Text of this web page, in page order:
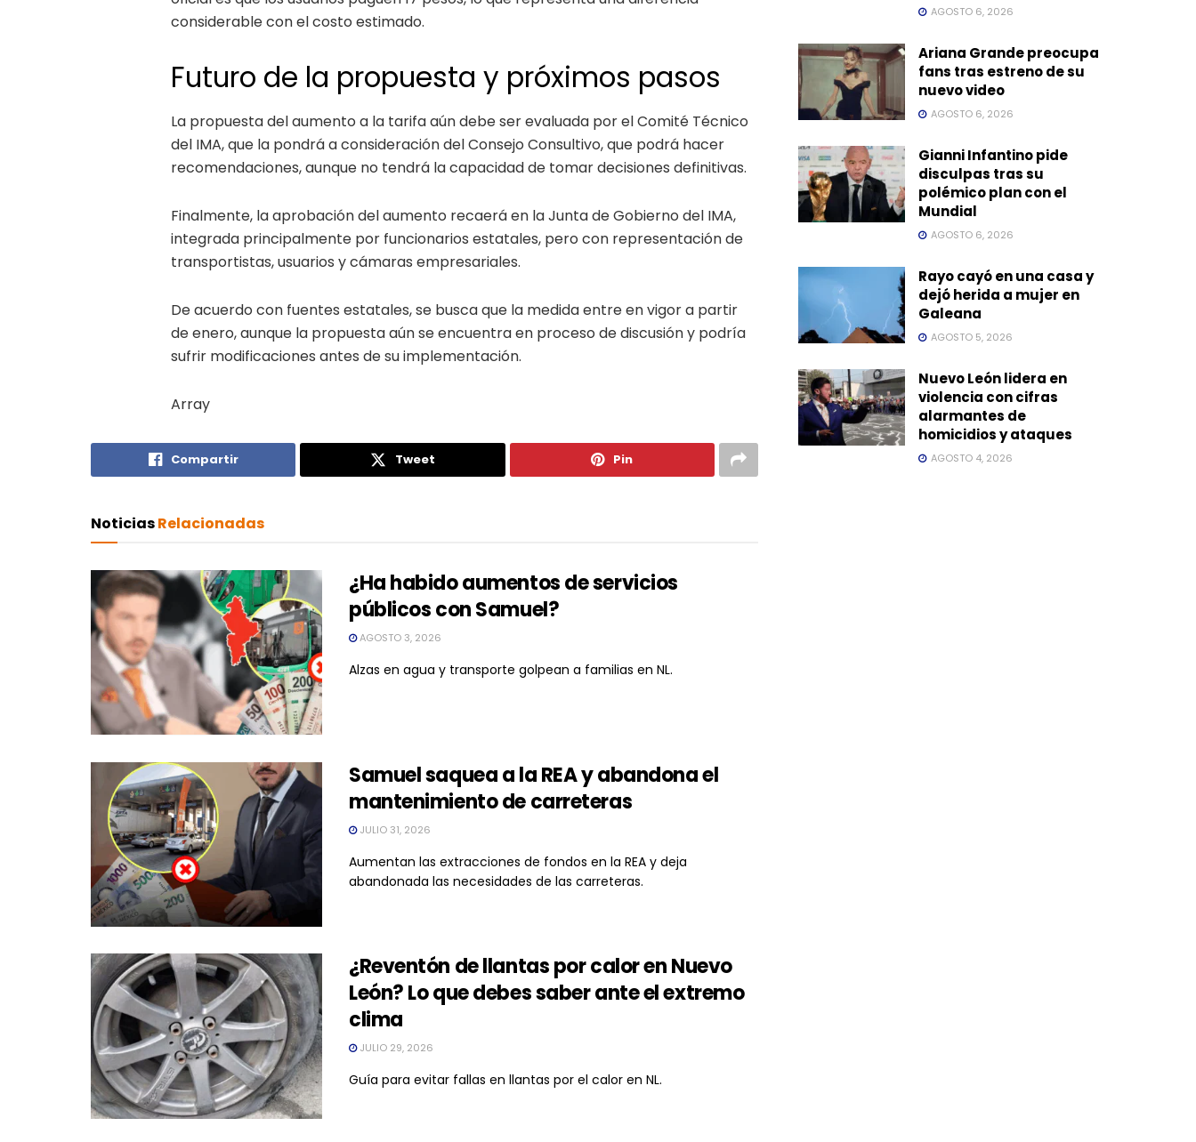
considerable con el costo estimado.
Futuro de la propuesta y próximos pasos
La propuesta del aumento a la tarifa aún debe ser evaluada por el Comité Técnico
del IMA, que la pondrá a consideración del Consejo Consultivo, que podrá hacer
recomendaciones, aunque no tendrá la capacidad de tomar decisiones definitivas.
Finalmente, la aprobación del aumento recaerá en la Junta de Gobierno del IMA,
integrada principalmente por funcionarios estatales, pero con representación de
transportistas, usuarios y cámaras empresariales.
De acuerdo con fuentes estatales, se busca que la medida entre en vigor a partir
de enero, aunque la propuesta aún se encuentra en proceso de discusión y podría
sufrir modificaciones antes de su implementación.
Array
Compartir Tweet Pin
NoticiasRelacionadas
¿Ha habido aumentos de servicios
públicos con Samuel?
AGOSTO 3, 2026
Alzas en agua y transporte golpean a familias en NL.
Samuel saquea a la REA y abandona el
mantenimiento de carreteras
JULIO 31, 2026
Aumentan las extracciones de fondos en la REA y deja
abandonada las necesidades de las carreteras.
¿Reventón de llantas por calor en Nuevo
León? Lo que debes saber ante el extremo
clima
JULIO 29, 2026
Guía para evitar fallas en llantas por el calor en NL.
AGOSTO 6, 2026
Ariana Grande preocupa
fans tras estreno de su
nuevo video
AGOSTO 6, 2026
Gianni Infantino pide
disculpas tras su
polémico plan con el
Mundial
AGOSTO 6, 2026
Rayo cayó en una casa y
dejó herida a mujer en
Galeana
AGOSTO 5, 2026
Nuevo León lidera en
violencia con cifras
alarmantes de
homicidios y ataques
AGOSTO 4, 2026